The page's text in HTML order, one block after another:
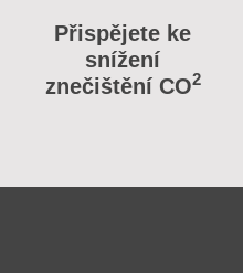
Přispějete ke
snížení
znečištění CO2